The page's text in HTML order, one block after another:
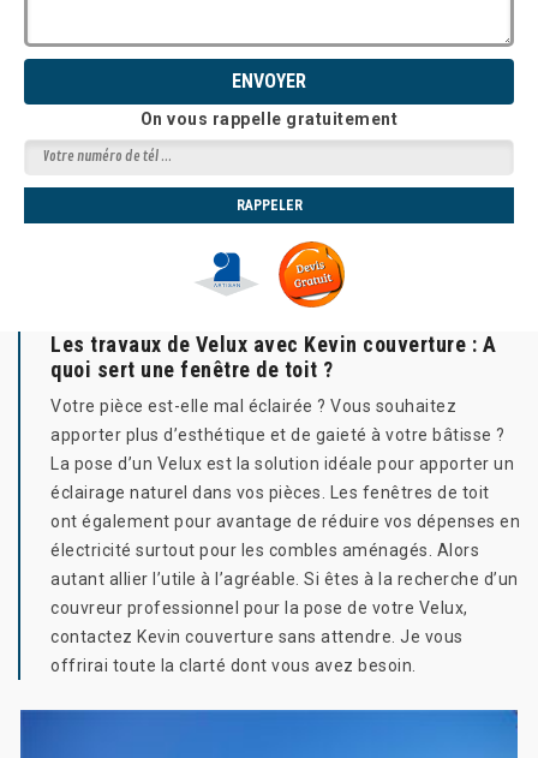
On vous rappelle gratuitement
Les travaux de Velux avec Kevin couverture : A
quoi sert une fenêtre de toit ?
Votre pièce est-elle mal éclairée ? Vous souhaitez
apporter plus d’esthétique et de gaieté à votre bâtisse ?
La pose d’un Velux est la solution idéale pour apporter un
éclairage naturel dans vos pièces. Les fenêtres de toit
ont également pour avantage de réduire vos dépenses en
électricité surtout pour les combles aménagés. Alors
autant allier l’utile à l’agréable. Si êtes à la recherche d’un
couvreur professionnel pour la pose de votre Velux,
contactez Kevin couverture sans attendre. Je vous
offrirai toute la clarté dont vous avez besoin.